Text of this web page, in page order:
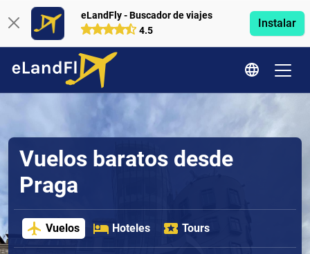
eLandFly - Buscador de viajes
4.5
Instalar
Vuelos baratos desde
Praga
Vuelos Hoteles Tours